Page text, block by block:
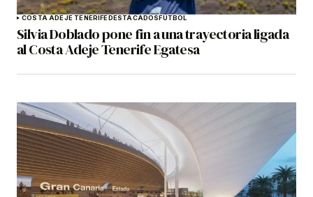
COSTA ADEJE TENERIFEDESTACADOSFÚTBOL
Silvia Doblado pone fin a una trayectoria ligada
al Costa Adeje Tenerife Egatesa